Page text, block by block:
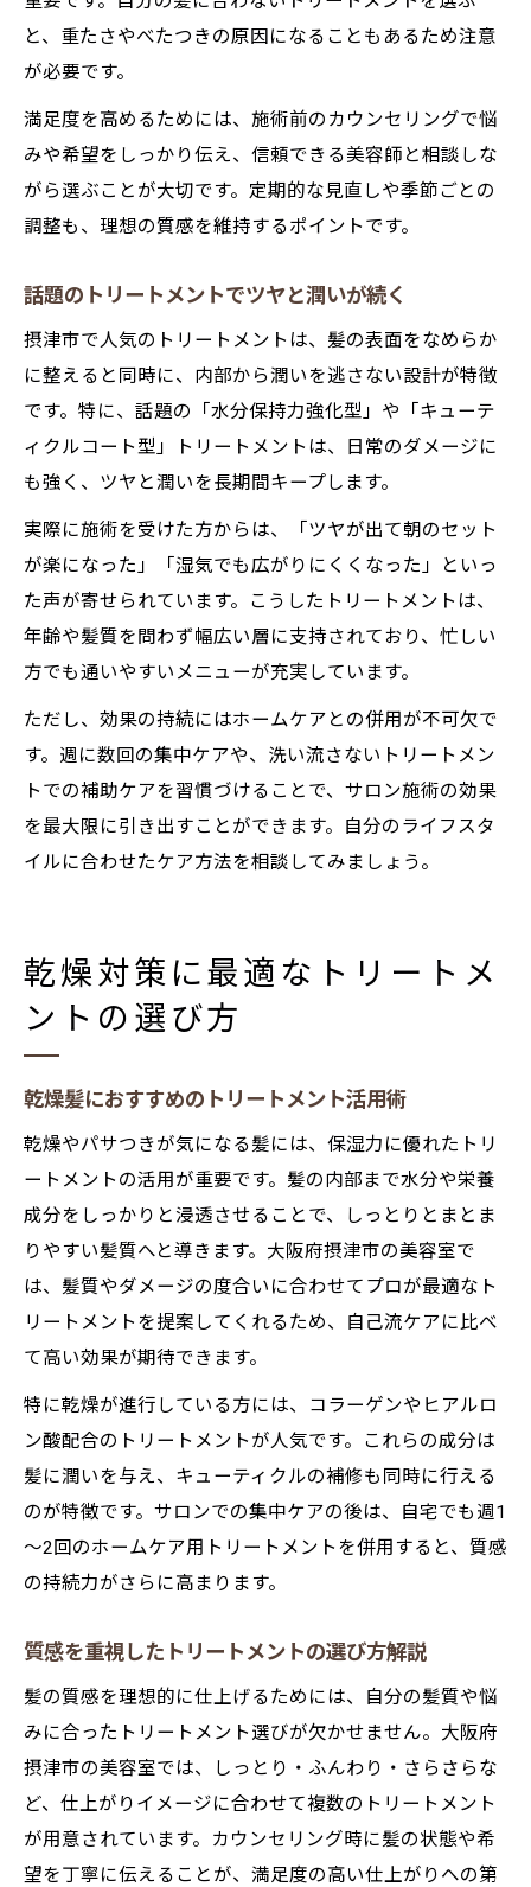
と、重たさやべたつきの原因になることもあるため注意
が必要です。
満足度を高めるためには、施術前のカウンセリングで悩
みや希望をしっかり伝え、信頼できる美容師と相談しな
がら選ぶことが大切です。定期的な見直しや季節ごとの
調整も、理想の質感を維持するポイントです。
話題のトリートメントでツヤと潤いが続く
摂津市で人気のトリートメントは、髪の表面をなめらか
に整えると同時に、内部から潤いを逃さない設計が特徴
です。特に、話題の「水分保持力強化型」や「キューテ
ィクルコート型」トリートメントは、日常のダメージに
も強く、ツヤと潤いを長期間キープします。
実際に施術を受けた方からは、「ツヤが出て朝のセット
が楽になった」「湿気でも広がりにくくなった」といっ
た声が寄せられています。こうしたトリートメントは、
年齢や髪質を問わず幅広い層に支持されており、忙しい
方でも通いやすいメニューが充実しています。
ただし、効果の持続にはホームケアとの併用が不可欠で
す。週に数回の集中ケアや、洗い流さないトリートメン
トでの補助ケアを習慣づけることで、サロン施術の効果
を最大限に引き出すことができます。自分のライフスタ
イルに合わせたケア方法を相談してみましょう。
乾燥対策に最適なトリートメ
ントの選び方
乾燥髪におすすめのトリートメント活用術
乾燥やパサつきが気になる髪には、保湿力に優れたトリ
ートメントの活用が重要です。髪の内部まで水分や栄養
成分をしっかりと浸透させることで、しっとりとまとま
りやすい髪質へと導きます。大阪府摂津市の美容室で
は、髪質やダメージの度合いに合わせてプロが最適なト
リートメントを提案してくれるため、自己流ケアに比べ
て高い効果が期待できます。
特に乾燥が進行している方には、コラーゲンやヒアルロ
ン酸配合のトリートメントが人気です。これらの成分は
髪に潤いを与え、キューティクルの補修も同時に行える
のが特徴です。サロンでの集中ケアの後は、自宅でも週1
～2回のホームケア用トリートメントを併用すると、質感
の持続力がさらに高まります。
質感を重視したトリートメントの選び方解説
髪の質感を理想的に仕上げるためには、自分の髪質や悩
みに合ったトリートメント選びが欠かせません。大阪府
摂津市の美容室では、しっとり・ふんわり・さらさらな
ど、仕上がりイメージに合わせて複数のトリートメント
が用意されています。カウンセリング時に髪の状態や希
望を丁寧に伝えることが、満足度の高い仕上がりへの第